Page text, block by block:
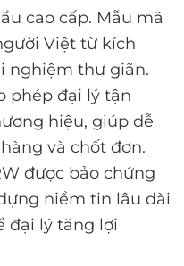
cao cấp. Mẫu mã
Việt từ kích
nghiệm thư giãn.
phép đại lý tận
hiệu, giúp dễ
và chốt đơn.
được bảo chứng
niềm tin lâu dài
đại lý tăng lợi